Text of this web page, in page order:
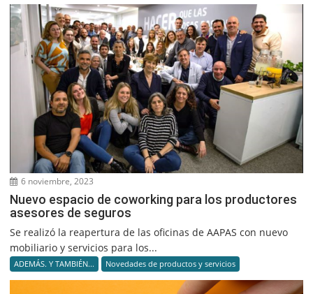
6 noviembre, 2023
Nuevo espacio de coworking para los productores
asesores de seguros
Se realizó la reapertura de las oficinas de AAPAS con nuevo
mobiliario y servicios para los...
ADEMÁS. Y TAMBIÉN... Novedades de productos y servicios